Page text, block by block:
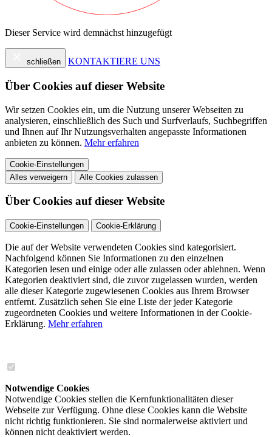
Dieser Service wird demnächst hinzugefügt
schließen KONTAKTIERE UNS
Über Cookies auf dieser Website
Wir setzen Cookies ein, um die Nutzung unserer Webseiten zu
analysieren, einschließlich des Such und Surfverlaufs, Suchbegriffen
und Ihnen auf Ihr Nutzungsverhalten angepasste Informationen
anbieten zu können. Mehr erfahren
Cookie-Einstellungen
Alles verweigern
Alle Cookies zulassen
Über Cookies auf dieser Website
Cookie-Einstellungen Cookie-Erklärung
Die auf der Website verwendeten Cookies sind kategorisiert.
Nachfolgend können Sie Informationen zu den einzelnen
Kategorien lesen und einige oder alle zulassen oder ablehnen. Wenn
Kategorien deaktiviert sind, die zuvor zugelassen wurden, werden
alle dieser Kategorie zugewiesenen Cookies aus Ihrem Browser
entfernt. Zusätzlich sehen Sie eine Liste der jeder Kategorie
zugeordneten Cookies und weitere Informationen in der Cookie-
Erklärung. Mehr erfahren
Notwendige Cookies
Notwendige Cookies stellen die Kernfunktionalitäten dieser
Webseite zur Verfügung. Ohne diese Cookies kann die Website
nicht richtig funktionieren. Sie sind normalerweise aktiviert und
können nicht deaktiviert werden.